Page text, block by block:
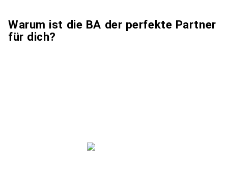
Warum ist die BA der perfekte Partner
für dich?